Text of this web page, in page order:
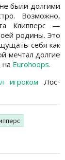
были долгими
Возможно,
Клипперс —
родины. Это
себя как
мечтал долгие
на Eurohoops.
игроком Лос-